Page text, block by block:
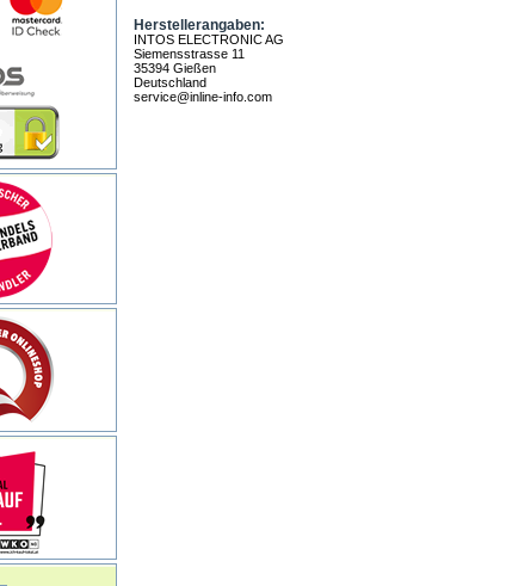
Herstellerangaben:
INTOS ELECTRONIC AG
Siemensstrasse 11
35394 Gießen
Deutschland
service@inline-info.com